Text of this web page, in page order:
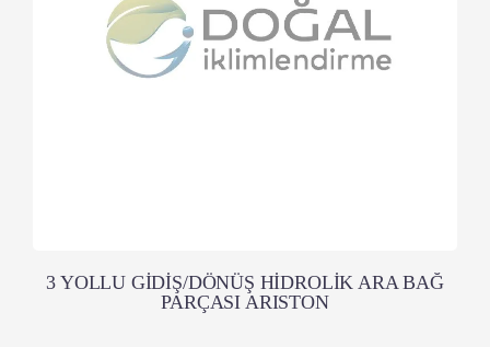
3 YOLLU GİDİŞ/DÖNÜŞ HİDROLİK ARA BAĞ
PARÇASI ARISTON